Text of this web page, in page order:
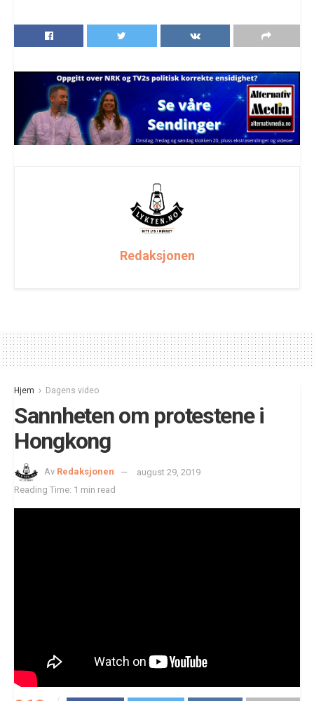
Redaksjonen
Hjem Dagens video
Sannheten om protestene i
Hongkong
Av Redaksjonen
august 29, 2019
Reading Time: 1 min read